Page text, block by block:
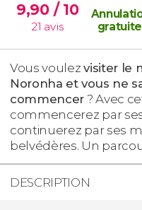
9,90 / 10
21 avis
gratuite
Vous voulezvisiter le
Noronha et vous ne
commencer ? Avec
commencerez par
continuerez par ses
belvédères. Un
DESCRIPTION